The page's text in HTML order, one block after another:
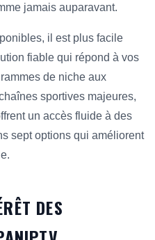
jamais auparavant.
il est plus facile
fiable qui répond à vos
de niche aux
sportives majeures,
un accès fluide à des
sept options qui améliorent
DES